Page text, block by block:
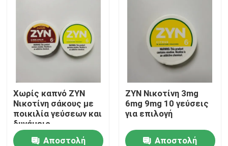
Προϊόντα
Περίπου εμείς
Γύρος εργοστασίων
Χωρίς καπνό ZYN
Νικοτίνη σάκους με
ποικιλία γεύσεων και
δυνάμεις
Αποστολή
ZYN Νικοτίνη 3mg
6mg 9mg 10 γεύσεις
για επιλογή
Αποστολή